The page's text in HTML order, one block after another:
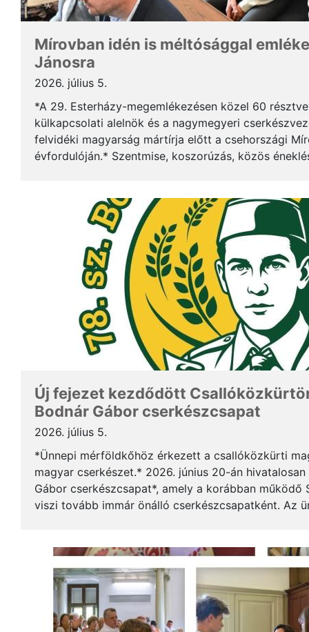
Mírovban idén is méltósággal
Jánosra
2026. július 5.
*A 29. Esterházy-megemlékezésen közel 60
külkapcsolati alelnök és a nagymegyeri
felvidéki magyarság mártírja előtt a csehországi
évfordulóján.* Szentmise, koszorúzás, közös
Új fejezet kezdődött
Bodnár Gábor cserkészcsapat
2026. július 5.
*Ünnepi mérföldkőhöz érkezett a csallóközkürti
magyar cserkészet.* 2026. június 20-án
Gábor cserkészcsapat*, amely a korábban működő
viszi tovább immár önálló cserkészcsapatként. Az